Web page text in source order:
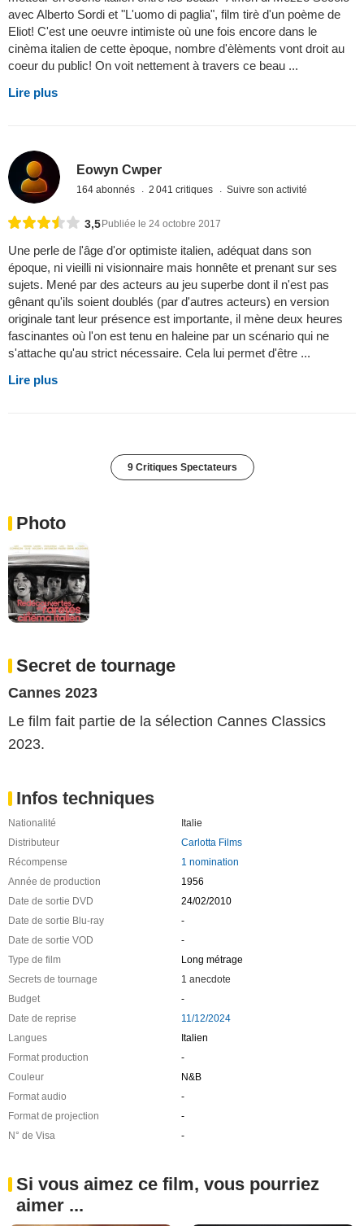
avec Alberto Sordi et "L'uomo di paglia", film tirè d'un poème de
Eliot! C'est une oeuvre intimiste où une fois encore dans le
cinèma italien de cette èpoque, nombre d'èlèments vont droit au
coeur du public! On voit nettement à travers ce beau ...
Lire plus
Eowyn Cwper
164 abonnés 2 041 critiques Suivre son activité
3,5Publiée le 24 octobre 2017
Une perle de l'âge d'or optimiste italien, adéquat dans son
époque, ni vieilli ni visionnaire mais honnête et prenant sur ses
sujets. Mené par des acteurs au jeu superbe dont il n'est pas
gênant qu'ils soient doublés (par d'autres acteurs) en version
originale tant leur présence est importante, il mène deux heures
fascinantes où l'on est tenu en haleine par un scénario qui ne
s'attache qu'au strict nécessaire. Cela lui permet d'être ...
Lire plus
9 Critiques Spectateurs
Photo
Secret de tournage
Cannes 2023
Le film fait partie de la sélection Cannes Classics
2023.
Infos techniques
Nationalité
Italie
Distributeur
Carlotta Films
Récompense
1 nomination
Année de production
1956
Date de sortie DVD
24/02/2010
Date de sortie Blu-ray
-
Date de sortie VOD
-
Type de film
Long métrage
Secrets de tournage
1 anecdote
Budget
-
Date de reprise
11/12/2024
Langues
Italien
Format production
-
Couleur
N&B
Format audio
-
Format de projection
-
N° de Visa
-
Si vous aimez ce film, vous pourriez
aimer ...